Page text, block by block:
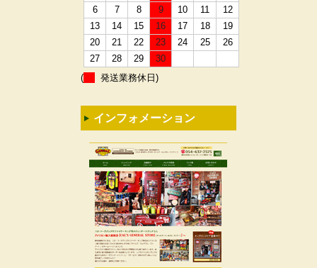
6
7 8 9 10 11
12
13
14 15 16 17 18
19
20
21 22 23 24 25
26
27
28 29
30
(
発送業務休日)
インフォメーション